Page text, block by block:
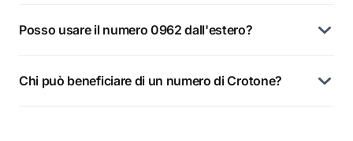
Posso usare il numero 0962 dall'estero?
Chi può beneficiare di un numero di Crotone?